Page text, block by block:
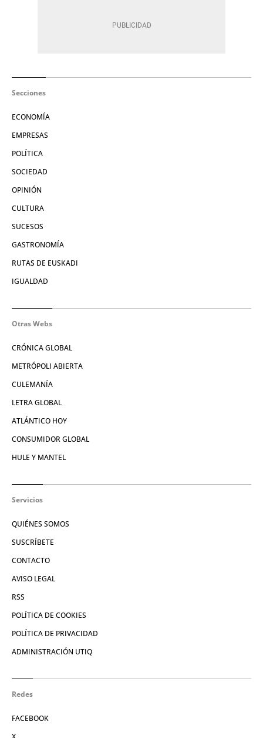
Secciones
ECONOMÍA
EMPRESAS
POLÍTICA
SOCIEDAD
OPINIÓN
CULTURA
SUCESOS
GASTRONOMÍA
RUTAS DE EUSKADI
IGUALDAD
Otras Webs
CRÓNICA GLOBAL
METRÓPOLI ABIERTA
CULEMANÍA
LETRA GLOBAL
ATLÁNTICO HOY
CONSUMIDOR GLOBAL
HULE Y MANTEL
Servicios
QUIÉNES SOMOS
SUSCRÍBETE
CONTACTO
AVISO LEGAL
RSS
POLÍTICA DE COOKIES
POLÍTICA DE PRIVACIDAD
ADMINISTRACIÓN UTIQ
Redes
FACEBOOK